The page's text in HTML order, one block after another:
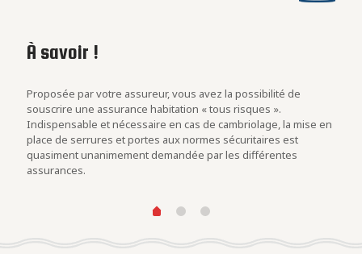
À savoir !
Proposée par votre assureur, vous avez la possibilité de
souscrire une assurance habitation « tous risques ».
Indispensable et nécessaire en cas de cambriolage, la mise en
place de serrures et portes aux normes sécuritaires est
quasiment unanimement demandée par les différentes
assurances.